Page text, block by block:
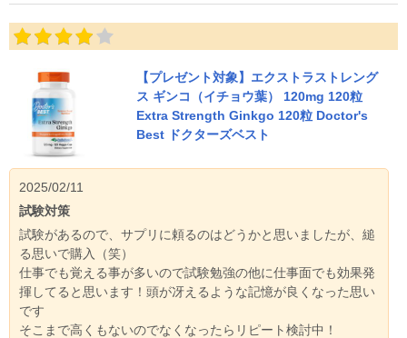
【プレゼント対象】エクストラストレング
ス ギンコ（イチョウ葉） 120mg 120粒
Extra Strength Ginkgo 120粒 Doctor's
Best ドクターズベスト
2025/02/11
試験対策
試験があるので、サプリに頼るのはどうかと思いましたが、縋
る思いで購入（笑）
仕事でも覚える事が多いので試験勉強の他に仕事面でも効果発
揮してると思います！頭が冴えるような記憶が良くなった思い
です
そこまで高くもないのでなくなったらリピート検討中！